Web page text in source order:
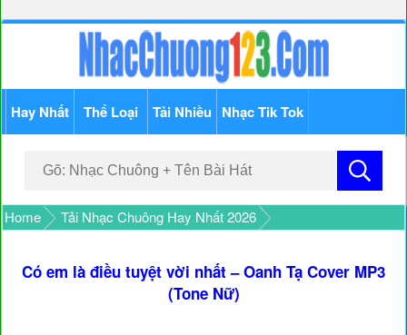
Hay Nhất Thể Loại Tải Nhiều Nhạc Tik Tok
Home Tải Nhạc Chuông Hay Nhất 2026
Có em là điều tuyệt vời nhất – Oanh Tạ Cover MP3
(Tone Nữ)